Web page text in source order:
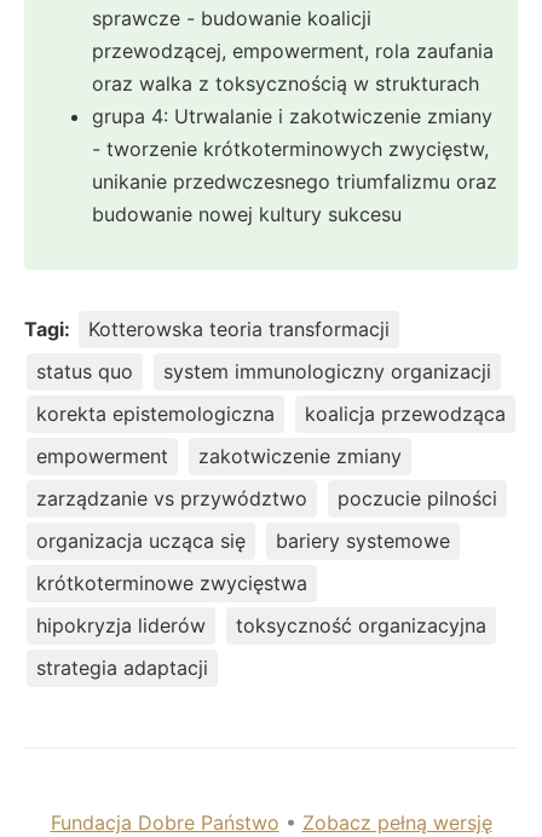
sprawcze - budowanie koalicji
przewodzącej, empowerment, rola zaufania
oraz walka z toksycznością w strukturach
grupa 4: Utrwalanie i zakotwiczenie zmiany
- tworzenie krótkoterminowych zwycięstw,
unikanie przedwczesnego triumfalizmu oraz
budowanie nowej kultury sukcesu
Tagi:
Kotterowska teoria transformacji
status quo
system immunologiczny organizacji
korekta epistemologiczna
koalicja przewodząca
empowerment
zakotwiczenie zmiany
zarządzanie vs przywództwo
poczucie pilności
organizacja ucząca się
bariery systemowe
krótkoterminowe zwycięstwa
hipokryzja liderów
toksyczność organizacyjna
strategia adaptacji
Fundacja Dobre Państwo • Zobacz pełną wersję